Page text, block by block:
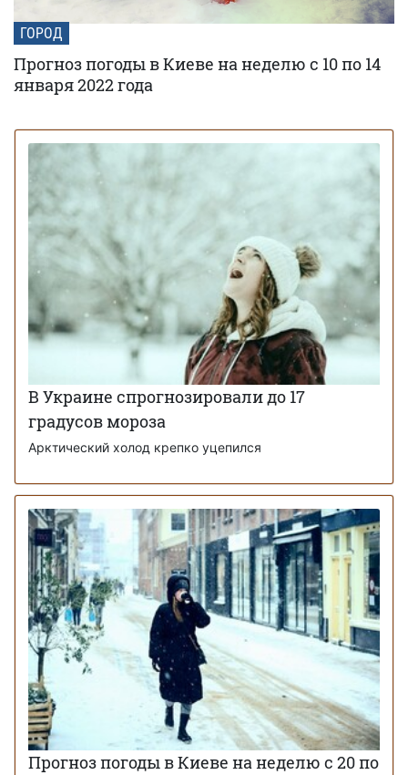
ГОРОД
Прогноз погоды в Киеве на неделю с 10 по 14
января 2022 года
В Украине спрогнозировали до 17
градусов мороза
Арктический холод крепко уцепился
Прогноз погоды в Киеве на неделю с 20 по